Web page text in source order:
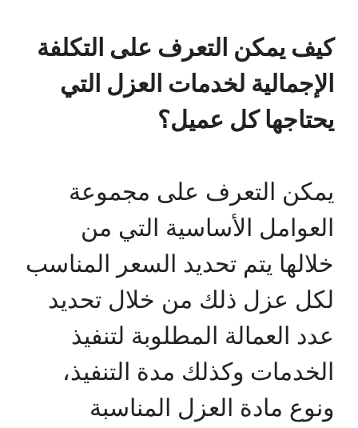
كيف يمكن التعرف على التكلفة
الإجمالية لخدمات العزل التي
يحتاجها كل عميل؟
يمكن التعرف على مجموعة
العوامل الأساسية التي من
خلالها يتم تحديد السعر المناسب
لكل عزل ذلك من خلال تحديد
عدد العمالة المطلوبة لتنفيذ
الخدمات وكذلك مدة التنفيذ،
ونوع مادة العزل المناسبة